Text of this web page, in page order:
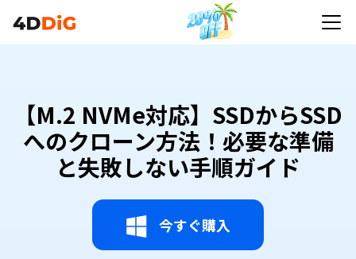
【M.2 NVMe対応】SSDからSSD
へのクローン方法！必要な準備
と失敗しない手順ガイド
今すぐ購入